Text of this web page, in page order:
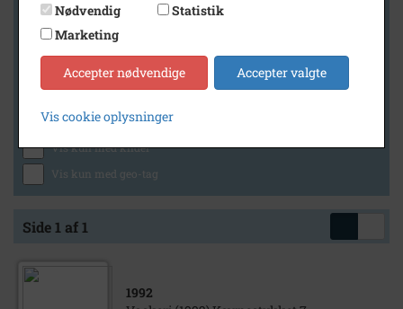
Generelt
Vis kun med billeder
Vis kun med lydklip
Vis kun med kilder
Vis kun med geo-tag
Side 1 af 1
1992
Nødvendig
Statistik
Marketing
Accepter nødvendige Accepter valgte
Vis cookie oplysninger